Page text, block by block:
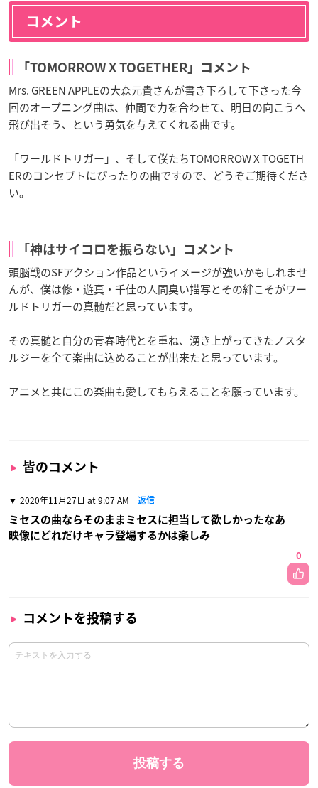
コメント
「TOMORROW X TOGETHER」コメント
Mrs. GREEN APPLEの大森元貴さんが書き下ろして下さった今
回のオープニング曲は、仲間で力を合わせて、明日の向こうへ
飛び出そう、という勇気を与えてくれる曲です。
「ワールドトリガー」、そして僕たちTOMORROW X TOGETH
ERのコンセプトにぴったりの曲ですので、どうぞご期待くださ
い。
「神はサイコロを振らない」コメント
頭脳戦のSFアクション作品というイメージが強いかもしれませ
んが、僕は修・遊真・千佳の人間臭い描写とその絆こそがワー
ルドトリガーの真髄だと思っています。
その真髄と自分の青春時代とを重ね、湧き上がってきたノスタ
ルジーを全て楽曲に込めることが出来たと思っています。
アニメと共にこの楽曲も愛してもらえることを願っています。
皆のコメント
2020年11月27日 at 9:07 AM 返信
ミセスの曲ならそのままミセスに担当して欲しかったなあ
映像にどれだけキャラ登場するかは楽しみ
0
コメントを投稿する